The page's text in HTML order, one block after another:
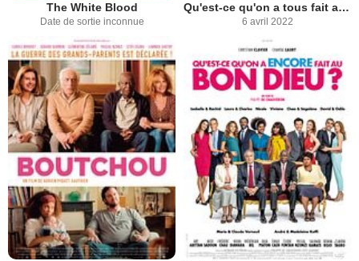
The White Blood
Date de sortie inconnue
Qu'est-ce qu'on a tous fait au Bon Dieu ?
6 avril 2022